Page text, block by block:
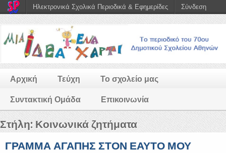
Αρχική Τεύχη Το σχολείο μας
Συντακτική Ομάδα Επικοινωνία
Στήλη: Κοινωνικά ζητήματα
ΓΡΑΜΜΑ ΑΓΑΠΗΣ ΣΤΟΝ ΕΑΥΤΟ ΜΟΥ
Ηλεκτρονικά Σχολικά Περιοδικά & Εφημερίδες Σύνδεση